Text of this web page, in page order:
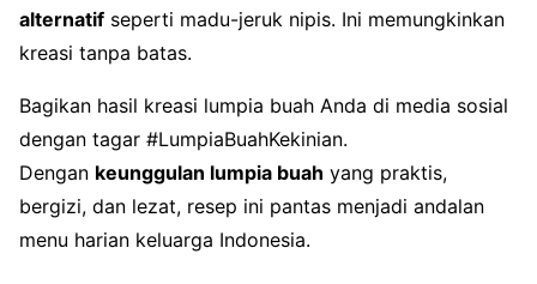
alternatif seperti madu-jeruk nipis. Ini memungkinkan
kreasi tanpa batas.
Bagikan hasil kreasi lumpia buah Anda di media sosial
dengan tagar #LumpiaBuahKekinian.
Dengan keunggulan lumpia buah yang praktis,
bergizi, dan lezat, resep ini pantas menjadi andalan
menu harian keluarga Indonesia.